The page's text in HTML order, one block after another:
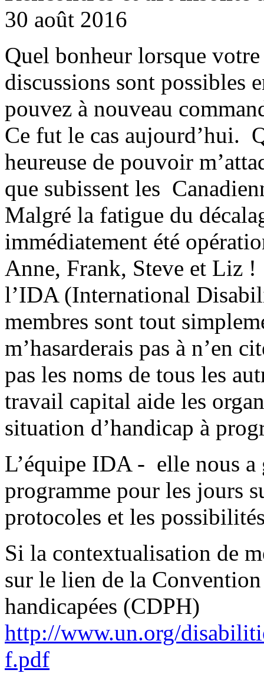
30 août 2016
Quel bonheur lorsque
discussions sont possibles
pouvez à nouveau
Ce fut le cas aujourd’hui.
heureuse de pouvoir
que subissent les
Malgré la fatigue du
immédiatement été
Anne, Frank, Steve et Liz
l’IDA (International
membres sont tout
m’hasarderais pas à n’en
pas les noms de tous les
travail capital aide les
situation d’handicap à
L’équipe IDA - elle nous a
programme pour les jours
protocoles et les
Si la contextualisation de
sur le lien de la
handicapées (CDPH)
http://www.un.org/
f.pdf